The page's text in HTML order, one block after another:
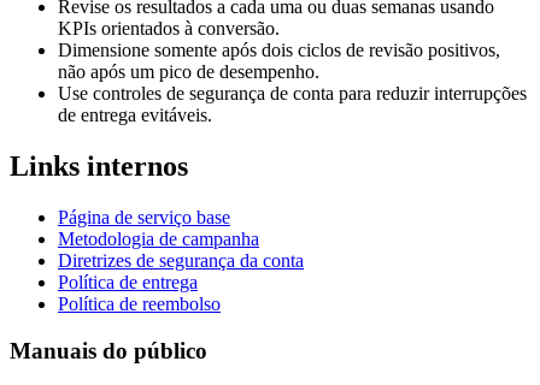
Revise os resultados a cada uma ou duas semanas usando
KPIs orientados à conversão.
Dimensione somente após dois ciclos de revisão positivos,
não após um pico de desempenho.
Use controles de segurança de conta para reduzir interrupções
de entrega evitáveis.
Links internos
Página de serviço base
Metodologia de campanha
Diretrizes de segurança da conta
Política de entrega
Política de reembolso
Manuais do público